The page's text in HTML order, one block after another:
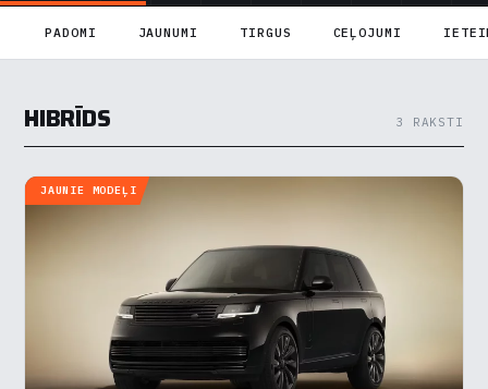
PADOMI JAUNUMI TIRGUS CEĻOJUMI
HIBRĪDS 3 RAKSTI
JAUNIE MODEĻI